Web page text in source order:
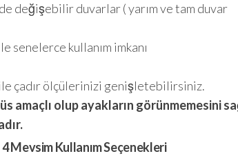
değişebilir duvarlar ( yarım ve tam duvar
kullanım imkanı
çadır ölçülerinizi genişletebilirsiniz.
amaçlı olup ayakların görünmemesini
4 Mevsim Kullanım Seçenekleri